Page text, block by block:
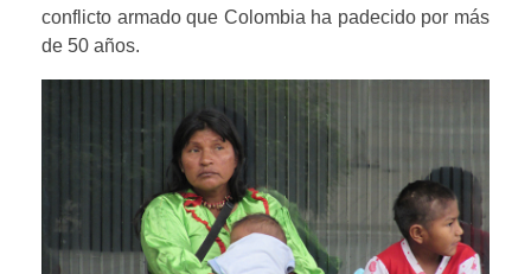
conflicto armado que Colombia ha padecido por más
de 50 años.